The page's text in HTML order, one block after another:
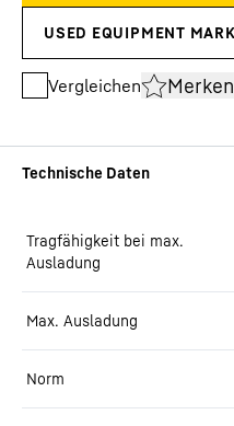
Vergleichen Merken
Tragfähigkeit bei max.
Ausladung
Max. Ausladung
Norm